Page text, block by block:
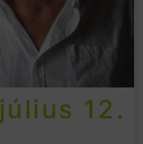
július 12.